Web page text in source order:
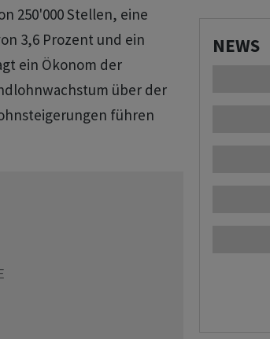
250'000 Stellen, eine
3,6 Prozent und ein
ein Ökonom der
über der
führen
NEWS